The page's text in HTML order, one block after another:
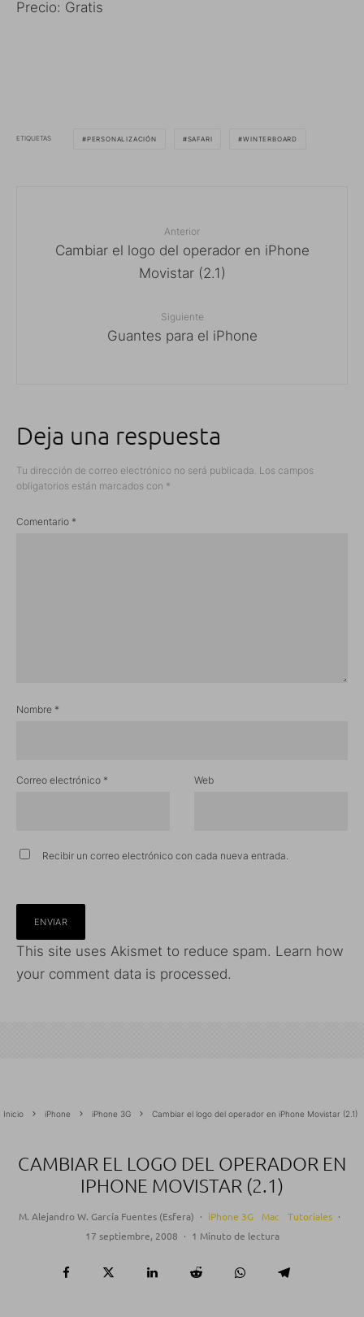
Precio: Gratis
ETIQUETAS PERSONALIZACIÓN SAFARI WINTERBOARD
Anterior
Cambiar el logo del operador en iPhone
Movistar (2.1)
Siguiente
Guantes para el iPhone
Deja una respuesta
Tu dirección de correo electrónico no será publicada. Los campos
obligatorios están marcados con *
Comentario *
Nombre *
Correo electrónico * Web
Recibir un correo electrónico con cada nueva entrada.
This site uses Akismet to reduce spam. Learn how
your comment data is processed.
Inicio iPhone iPhone 3G Cambiar el logo del operador en iPhone Movistar (2.1)
CAMBIAR EL LOGO DEL OPERADOR EN
IPHONE MOVISTAR (2.1)
M. Alejandro W. García Fuentes (Esfera) · iPhone 3G Mac Tutoriales ·
17 septiembre, 2008 · 1 Minuto de lectura